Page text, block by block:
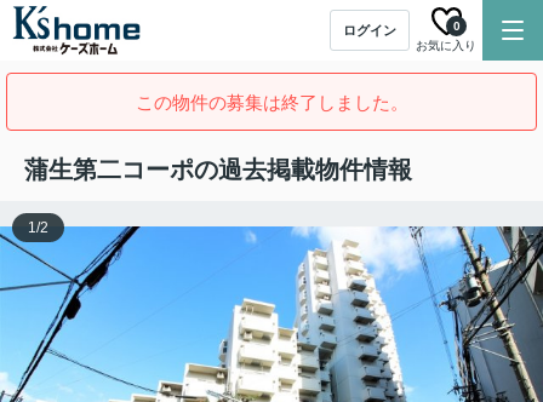
ログイン
お気に入り
0
この物件の募集は終了しました。
蒲生第二コーポの過去掲載物件情報
1/2